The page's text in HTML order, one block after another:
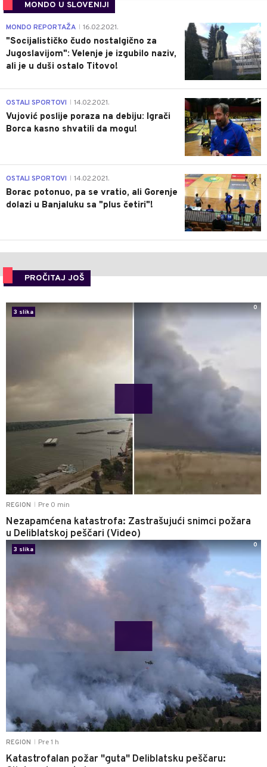
MONDO U SLOVENIJI
4
MONDO REPORTAŽA 16.02.2021.
"Socijalističko čudo nostalgično za
Jugoslavijom": Velenje je izgubilo naziv,
ali je u duši ostalo Titovo!
1
OSTALI SPORTOVI 14.02.2021.
Vujović poslije poraza na debiju: Igrači
Borca kasno shvatili da mogu!
3
OSTALI SPORTOVI 14.02.2021.
Borac potonuo, pa se vratio, ali Gorenje
dolazi u Banjaluku sa "plus četiri"!
PROČITAJ JOŠ
REGION Pre 0 min
Nezapamćena katastrofa: Zastrašujući snimci požara
u Deliblatskoj peščari (Video)
3 slika
0
REGION Pre 1 h
Katastrofalan požar "guta" Deliblatsku peščaru:
3 slika
0